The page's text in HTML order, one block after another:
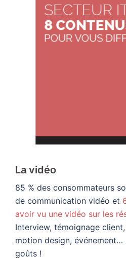
La vidéo
85 % des consommateurs
de communication vidéo et
avoir vu une vidéo sur les
Interview, témoignage
motion design,
goûts !